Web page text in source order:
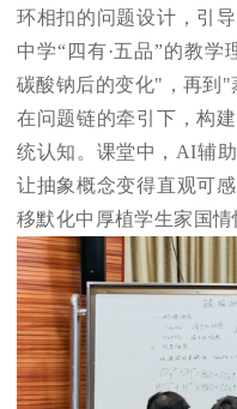
环相扣的问题设计，引
中学“四有·五品”的教
碳酸钠后的变化"，再到
在问题链的牵引下，构
统认知。课堂中，AI辅
让抽象概念变得直观可
移默化中厚植学生家国情